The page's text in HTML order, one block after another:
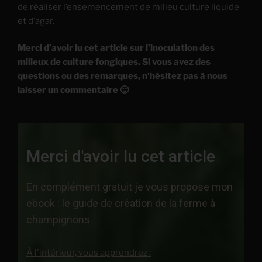
de réaliser l’ensemencement de milieu culture liquide
et d’agar.
Merci d’avoir lu cet article sur l’inoculation des
milieux de culture fongiques. Si vous avez des
questions ou des remarques, n’hésitez pas à nous
laisser un commentaire 🙂
Merci d'avoir lu cet article
En complément gratuit je vous propose mon
ebook : le guide de création de la ferme à
champignons
À l'intérieur, vous apprendrez :